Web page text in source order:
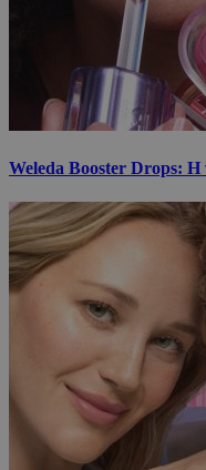
Weleda Booster Drops: Η